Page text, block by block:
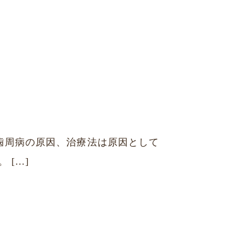
病の原因、治療法は原因として
。 […]